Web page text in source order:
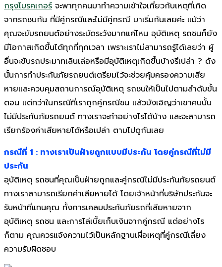
กรุงโบรคเกอร์ จะพาทุกคนมาทำความเข้าใจเกี่ยวกับเหตุที่เกิด
จากรถชนกัน ที่มีคู่กรณีและไม่มีคู่กรณี มาเริ่มกันเลยค่ะ แม้ว่า
คุณจะขับรถยนต์อย่างระมัดระวังมากแค่ไหน อุบัติเหตุ รถชนก็ยัง
มีโอกาสเกิดขึ้นได้ทุกที่ทุกเวลา เพราะเราไม่สามารถรู้ได้เลยว่า ผู้
อื่นจะขับรถประมาทเลินเล่อหรือมีอุบัติเหตุเกิดขึ้นบ้างรึเปล่า ? ดัง
นั้นการทำประกันภัยรถยนต์เตรียมไว้จะช่วยคุ้มครองความเสีย
หายและควบคุมสถานการณ์อุบัติเหตุ รถชนให้เป็นไปตามลำดับขั้น
ตอน แต่ทว่าในกรณีที่เราถูกคู่กรณีชน แล้วบังเอิญว่าเขาคนนั้น
ไม่มีประกันภัยรถยนต์ ทางเราจะทำอย่างไรได้บ้าง และจะสามารถ
เรียกร้องค่าเสียหายได้หรือเปล่า ตามไปดูกันเลย
กรณีที่ 1 : ทางเราเป็นฝ่ายถูกแบบมีประกัน โดยคู่กรณีที่ไม่มี
ประกัน
อุบัติเหตุ รถชนที่คุณเป็นฝ่ายถูกและคู่กรณีไม่มีประกันภัยรถยนต์
ทางเราสามารถเรียกค่าเสียหายได้ โดยเจ้าหน้าที่บริษัทประกันจะ
รับหน้าที่แทนคุณ ทั้งการเคลมประกันภัยรถที่เสียหายจาก
อุบัติเหตุ รถชน และการไล่เบี้ยเก็บเงินจากคู่กรณี แต่อย่างไร
ก็ตาม คุณควรแจ้งความไว้เป็นหลักฐานเผื่อเหตุที่คู่กรณีเลี่ยง
ความรับผิดชอบ